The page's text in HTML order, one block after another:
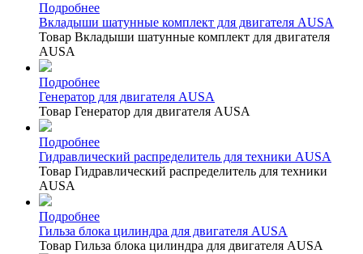
Подробнее
Вкладыши шатунные комплект для двигателя AUSA
Товар Вкладыши шатунные комплект для двигателя
AUSA
Подробнее
Генератор для двигателя AUSA
Товар Генератор для двигателя AUSA
Подробнее
Гидравлический распределитель для техники AUSA
Товар Гидравлический распределитель для техники
AUSA
Подробнее
Гильза блока цилиндра для двигателя AUSA
Товар Гильза блока цилиндра для двигателя AUSA